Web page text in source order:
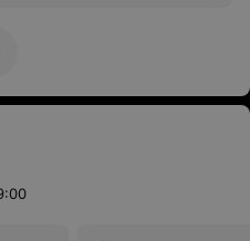
за качественное